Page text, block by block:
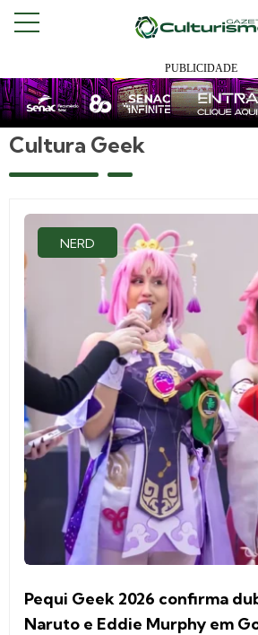
Cultura Geek
NERD
Pequi Geek 2026 confirma
Naruto e Eddie Murphy em